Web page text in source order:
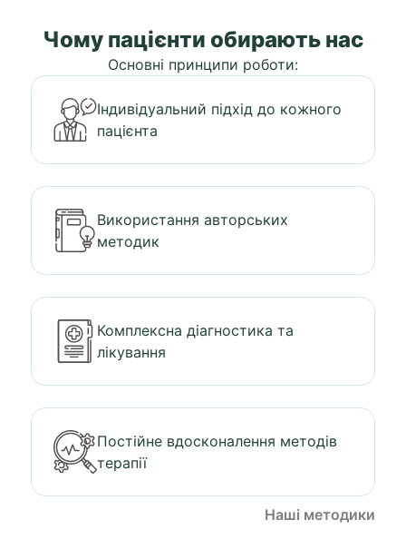
Чому пацієнти обирають нас
Основні принципи роботи:
Індивідуальний підхід до кожного
пацієнта
Використання авторських
методик
Комплексна діагностика та
лікування
Постійне вдосконалення методів
терапії
Наші методики